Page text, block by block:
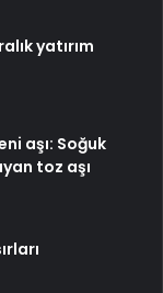
yatırım
aşı: Soğuk
toz aşı